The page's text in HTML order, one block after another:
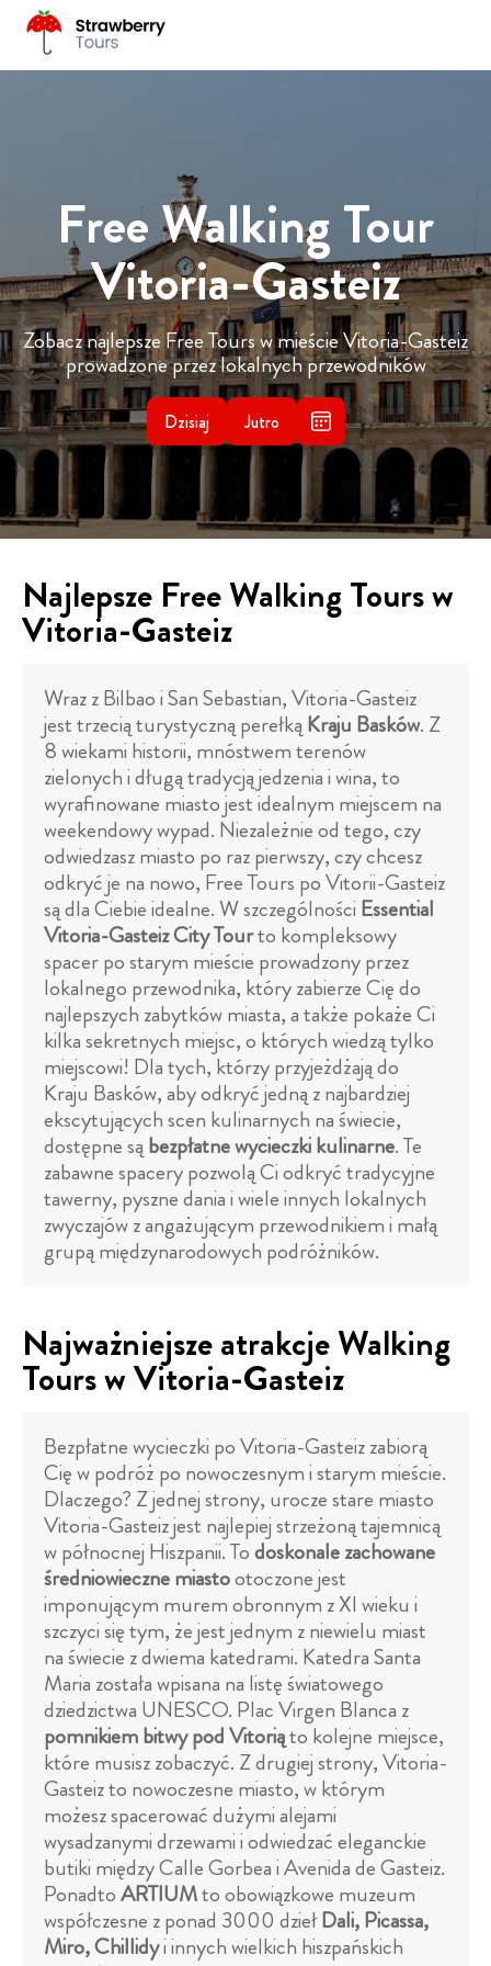
Free Walking Tour
Vitoria-Gasteiz
Zobacz najlepsze Free Tours w mieście Vitoria-Gasteiz
prowadzone przez lokalnych przewodników
Dzisiaj Jutro
Najlepsze Free Walking Tours w
Vitoria-Gasteiz
Wraz z Bilbao i San Sebastian, Vitoria-Gasteiz
jest trzecią turystyczną perełką Kraju Basków. Z
8 wiekami historii, mnóstwem terenów
zielonych i długą tradycją jedzenia i wina, to
wyrafinowane miasto jest idealnym miejscem na
weekendowy wypad. Niezależnie od tego, czy
odwiedzasz miasto po raz pierwszy, czy chcesz
odkryć je na nowo, Free Tours po Vitorii-Gasteiz
są dla Ciebie idealne. W szczególności Essential
Vitoria-Gasteiz City Tourto kompleksowy
spacer po starym mieście prowadzony przez
lokalnego przewodnika, który zabierze Cię do
najlepszych zabytków miasta, a także pokaże Ci
kilka sekretnych miejsc, o których wiedzą tylko
miejscowi! Dla tych, którzy przyjeżdżają do
Kraju Basków, aby odkryć jedną z najbardziej
ekscytujących scen kulinarnych na świecie,
dostępne są bezpłatne wycieczki kulinarne. Te
zabawne spacery pozwolą Ci odkryć tradycyjne
tawerny, pyszne dania i wiele innych lokalnych
zwyczajów z angażującym przewodnikiem i małą
grupą międzynarodowych podróżników.
Najważniejsze atrakcje Walking
Tours w Vitoria-Gasteiz
Bezpłatne wycieczki po Vitoria-Gasteiz zabiorą
Cię w podróż po nowoczesnym i starym mieście.
Dlaczego? Z jednej strony, urocze stare miasto
Vitoria-Gasteiz jest najlepiej strzeżoną tajemnicą
w północnej Hiszpanii. Todoskonale zachowane
średniowieczne miastootoczone jest
imponującym murem obronnym z XI wieku i
szczyci się tym, że jest jednym z niewielu miast
na świecie z dwiema katedrami. Katedra Santa
Maria została wpisana na listę światowego
dziedzictwa UNESCO. Plac Virgen Blanca z
pomnikiem bitwy pod Vitoriąto kolejne miejsce,
które musisz zobaczyć. Z drugiej strony, Vitoria-
Gasteiz to nowoczesne miasto, w którym
możesz spacerować dużymi alejami
wysadzanymi drzewami i odwiedzać eleganckie
butiki między Calle Gorbea i Avenida de Gasteiz.
PonadtoARTIUMto obowiązkowe muzeum
współczesne z ponad 3000 dziełDali, Picassa,
Miro, Chillidyi innych wielkich hiszpańskich